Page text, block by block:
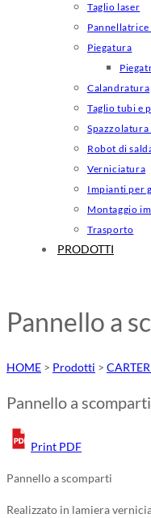
Taglio laser
Piegatura
Calandratura
Taglio tubi e
Robot di
Verniciatura
Impianti per
Montaggio
Trasporto
PRODOTTI
Pannello a
HOME > Prodotti >
Pannello a scomparti
Print PDF
Pannello a scomparti
Realizzato in lamiera